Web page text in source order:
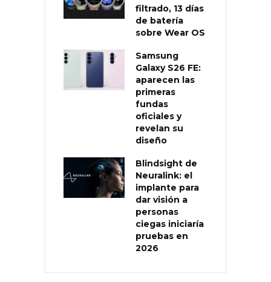
filtrado, 13 días
de batería
sobre Wear OS
Samsung
Galaxy S26 FE:
aparecen las
primeras
fundas
oficiales y
revelan su
diseño
Blindsight de
Neuralink: el
implante para
dar visión a
personas
ciegas iniciaría
pruebas en
2026